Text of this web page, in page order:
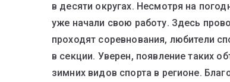
в десяти округах. Несмотря на
уже начали свою работу. Здесь
проходят соревнования, любители
в секции. Уверен, появление таких
зимних видов спорта в регионе.